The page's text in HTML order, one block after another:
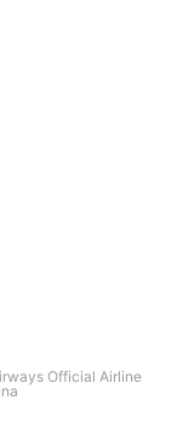
Official Airline